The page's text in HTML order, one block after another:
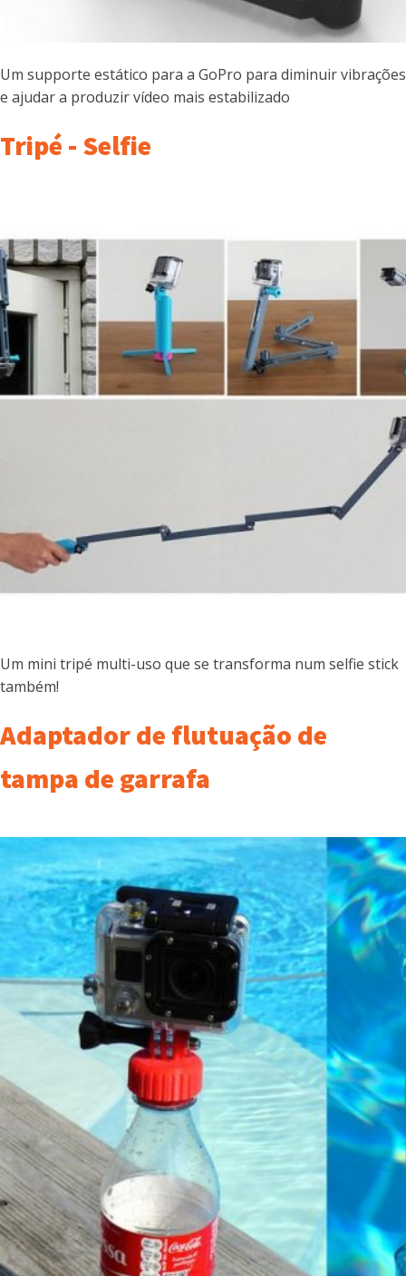
Um supporte estático para a GoPro para diminuir vibrações
e ajudar a produzir vídeo mais estabilizado
Tripé - Selfie
Um mini tripé multi-uso que se transforma num selfie stick
também!
Adaptador de flutuação de
tampa de garrafa